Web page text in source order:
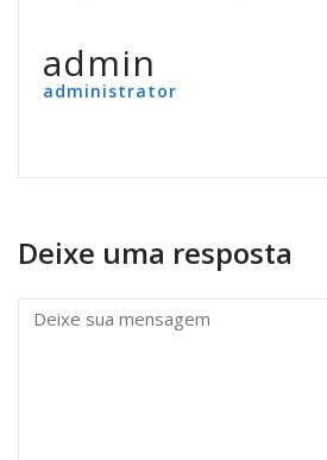
admin
administrator
Deixe uma resposta